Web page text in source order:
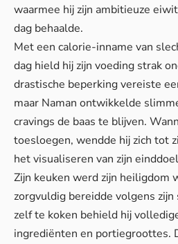
waarmee hij zijn ambitieuze
dag behaalde.
Met een calorie-inname van
dag hield hij zijn voeding strak
drastische beperking vereiste
maar Naman ontwikkelde
cravings de baas te blijven.
toesloegen, wendde hij zich tot
het visualiseren van zijn
Zijn keuken werd zijn heiligdom
zorgvuldig bereidde volgens
zelf te koken behield hij
ingrediënten en portiegroottes.